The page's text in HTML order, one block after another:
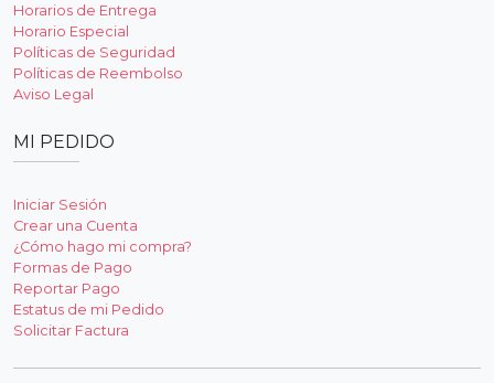
Horarios de Entrega
Horario Especial
Políticas de Seguridad
Políticas de Reembolso
Aviso Legal
MI PEDIDO
Iniciar Sesión
Crear una Cuenta
¿Cómo hago mi compra?
Formas de Pago
Reportar Pago
Estatus de mi Pedido
Solicitar Factura